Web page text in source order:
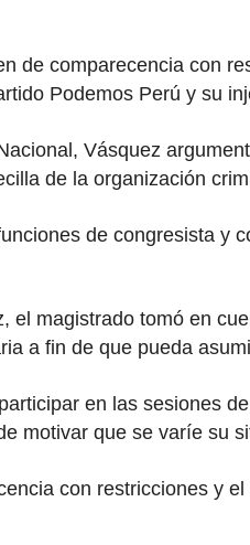
de comparecencia con
Podemos Perú y su
Vásquez
de la organización
de congresista y
magistrado tomó en
a fin de que pueda
en las sesiones
motivar que se varíe su
con restricciones y